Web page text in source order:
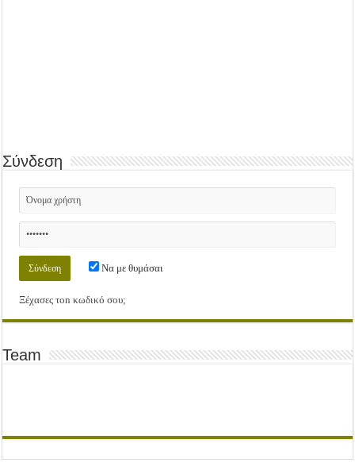
Σύνδεση
Να με θυμάσαι
Ξέχασες τοn κωδικό σου;
Team